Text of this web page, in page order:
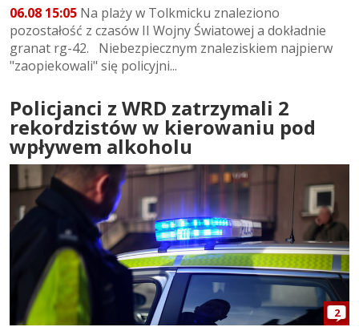
06.08 15:05 Na plaży w Tolkmicku znaleziono
pozostałość z czasów II Wojny Światowej a dokładnie
granat rg-42. Niebezpiecznym znaleziskiem najpierw
"zaopiekowali" się policyjni...
Policjanci z WRD zatrzymali 2
rekordzistów w kierowaniu pod
wpływem alkoholu
2